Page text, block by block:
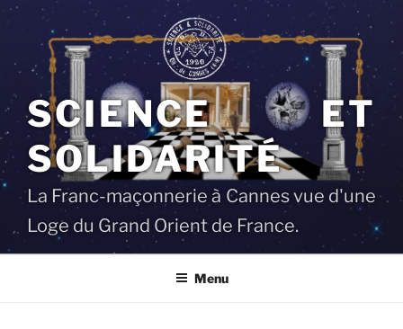
Aller
contenu
principal
SCIENCE ET
SOLIDARITÉ
La Franc-maçonnerie à Cannes vue d'une
Loge du Grand Orient de France.
Menu